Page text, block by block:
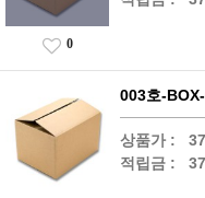
0
003호-
상품가 :
적립금 :